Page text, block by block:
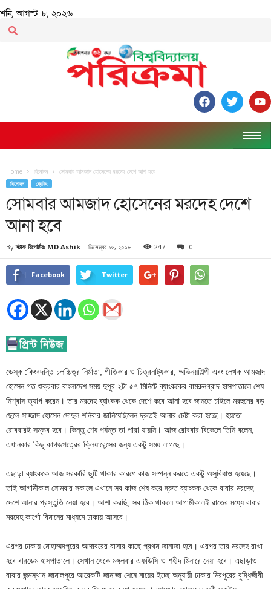
শনি, আগস্ট ৮, ২০২৬
Home বিনোদন সোমবার আমজাদ হোসেনের মরদেহ দেশে আনা হবে
বিনোদন ব্রেকিং
সোমবার আমজাদ হোসেনের মরদেহ দেশে
আনা হবে
By স্টাফ রিপোর্টারঃ MD Ashik - ডিসেম্বর ১৬, ২০১৮ 247 0
Facebook Twitter
ডেস্ক :কিংবদন্তি চলচ্চিত্র নির্মাতা, গীতিকার ও চিত্রনাট্যকার, অভিনয়শিল্পী এবং লেখক আমজাদ
হোসেন গত শুক্রবার বাংলাদেশ সময় দুপুর ২টা ৫৭ মিনিটে ব্যাংককের বামরুনগ্রাদ হাসপাতালে শেষ
নিশ্বাস ত্যাগ করেন। তার মরদেহ ব্যাংকক থেকে দেশে কবে আনা হবে জানতে চাইলে মরহুমের বড়
ছেলে সাজ্জাদ হোসেন দোদুল শনিবার জানিয়েছিলেন দ্রুতই আনার চেষ্টা করা হচ্ছে। হয়তো
রোববারই সম্ভব হবে। কিন্তু শেষ পর্যন্ত তা পারা যায়নি। আজ রোববার বিকেলে তিনি বলেন,
এখানকার কিছু কাগজপত্রের ক্লিয়ারেন্সের জন্য একটু সময় লাগছে।
এছাড়া ব্যাংককে আজ সরকারি ছুটি থাকার কারণে কাজ সম্পন্ন করতে একটু অসুবিধাও হয়েছে।
তাই আগামীকাল সোমবার সকালে এখানে সব কাজ শেষ করে দ্রুত ব্যাংকক থেকে বাবার মরদেহ
দেশে আনার প্রস্তুতি নেয়া হবে। আশা করছি, সব ঠিক থাকলে আগামীকালই রাতের মধ্যে বাবার
মরদেহ কার্গো বিমানের মাধ্যমে ঢাকায় আসবে।
এরপর ঢাকায় মোহাম্মদপুরের আদাবরের বাসার কাছে প্রথম জানাজা হবে। এরপর তার মরদেহ রাখা
হবে বারডেম হাসপাতালে। সেখান থেকে মঙ্গলবার এফডিসি ও শহীদ মিনারে নেয়া হবে। এছাড়াও
বাবার জন্মস্থান জামালপুরে আরেকটি জানাজা শেষে মায়ের ইচ্ছে অনুযায়ী ঢাকার মিরপুরের বুদ্ধিজীবী